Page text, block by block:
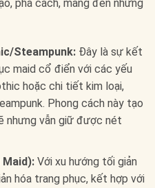
phá cách, mang đến những
Steampunk:Đây là sự kết
maid cổ điển với các yếu
hoặc chi tiết kim loại,
Phong cách này tạo
nhưng vẫn giữ được nét
Với xu hướng tối giản
hóa trang phục, kết hợp với